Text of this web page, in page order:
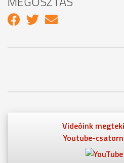
Videóink
Youtube-